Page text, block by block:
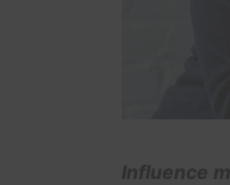
Influence